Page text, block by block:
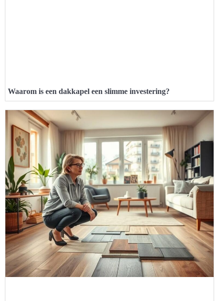
Waarom is een dakkapel een slimme investering?